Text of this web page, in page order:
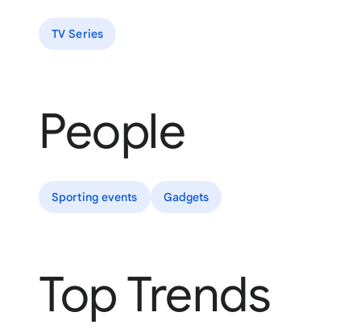
TV Series
People
Sporting events Gadgets
Top Trends